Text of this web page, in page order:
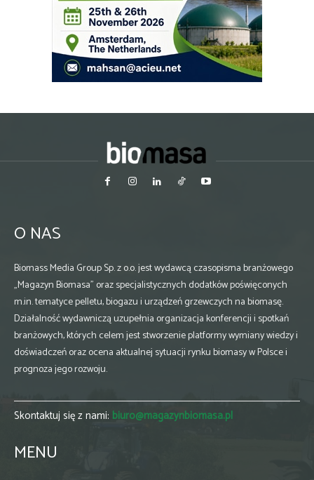
O NAS
Biomass Media Group Sp. z o.o. jest wydawcą czasopisma branżowego
„Magazyn Biomasa” oraz specjalistycznych dodatków poświęconych
m.in. tematyce pelletu, biogazu i urządzeń grzewczych na biomasę.
Działalność wydawniczą uzupełnia organizacja konferencji i spotkań
branżowych, których celem jest stworzenie platformy wymiany wiedzy i
doświadczeń oraz ocena aktualnej sytuacji rynku biomasy w Polsce i
prognoza jego rozwoju.
Skontaktuj się z nami: biuro@magazynbiomasa.pl
MENU